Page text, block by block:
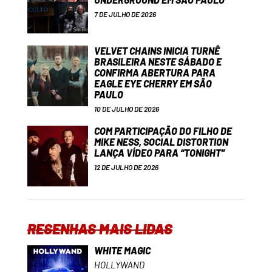
7 DE JULHO DE 2026
VELVET CHAINS INICIA TURNÊ
BRASILEIRA NESTE SÁBADO E
CONFIRMA ABERTURA PARA
EAGLE EYE CHERRY EM SÃO
PAULO
10 DE JULHO DE 2026
COM PARTICIPAÇÃO DO FILHO DE
MIKE NESS, SOCIAL DISTORTION
LANÇA VÍDEO PARA “TONIGHT”
12 DE JULHO DE 2026
RESENHAS MAIS LIDAS
WHITE MAGIC
HOLLYWAND